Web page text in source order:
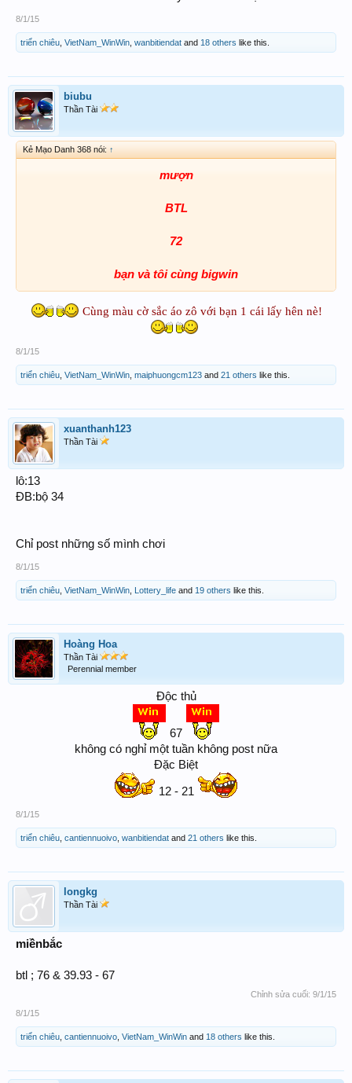
8/1/15
triển chiêu VietNam_WinWin wanbitiendat and 18 others like this.
biubu
Thần Tài
Kẻ Mạo Danh 368 nói: ↑
mượn
BTL
72
bạn và tôi cùng bigwin
Cùng màu cờ sắc áo zô với bạn 1 cái lấy hên nè!
8/1/15
triển chiêu VietNam_WinWin maiphuongcm123 and 21 others like this.
xuanthanh123
Thần Tài
lô:13
ĐB:bộ 34
Chỉ post những số mình chơi
8/1/15
triển chiêu VietNam_WinWin Lottery_life and 19 others like this.
Hoàng Hoa
Thần Tài
Perennial member
Độc thủ
67
không có nghỉ một tuần không post nữa
Đặc Biệt
12 - 21
8/1/15
triển chiêu cantiennuoivo wanbitiendat and 21 others like this.
longkg
Thần Tài
miềnbắc
btl ; 76 & 39.93 - 67
Chỉnh sửa cuối: 9/1/15
8/1/15
triển chiêu cantiennuoivo VietNam_WinWin and 18 others like this.